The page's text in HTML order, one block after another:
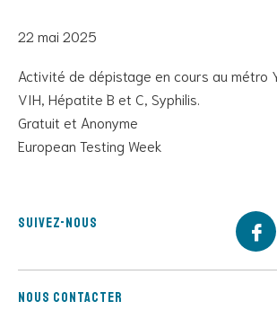
22 mai 2025
Activité de dépistage en cours au métro
VIH, Hépatite B et C, Syphilis.
Gratuit et Anonyme
European Testing Week
Suivez-nous
Nous contacter